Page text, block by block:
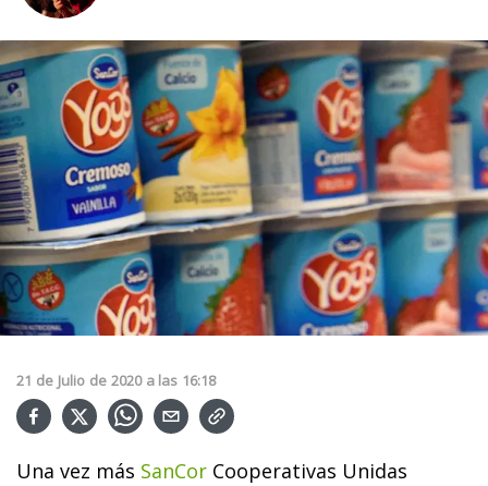
21 de Julio de 2020 a las 16:18
Una vez más SanCor Cooperativas Unidas